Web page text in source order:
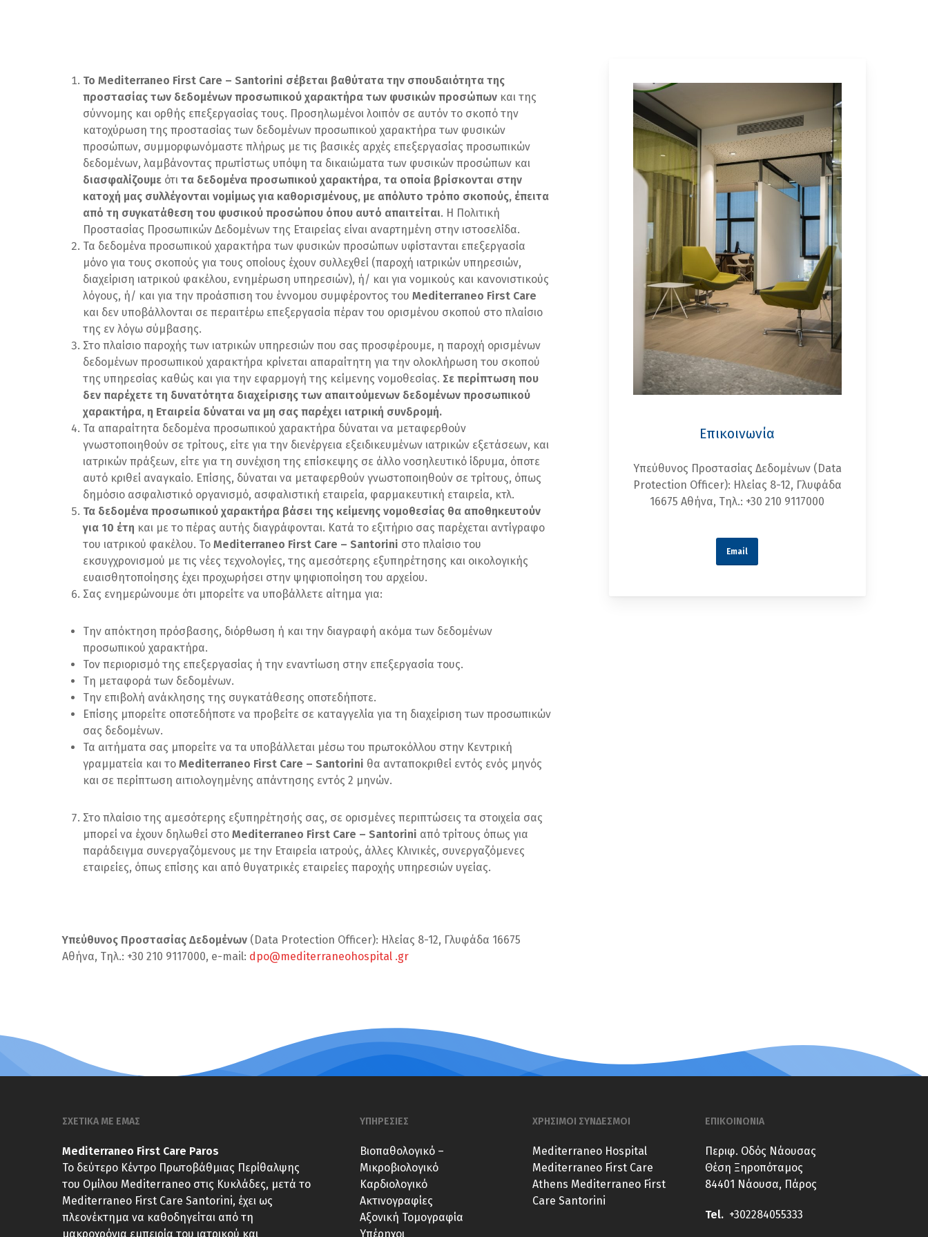
Το Mediterraneo First Care – Santorini σέβεται βαθύτατα την σπουδαιότητα της
προστασίας των δεδομένων προσωπικού χαρακτήρα των φυσικών προσώπων και της
σύννομης και ορθής επεξεργασίας τους. Προσηλωμένοι λοιπόν σε αυτόν το σκοπό την
κατοχύρωση της προστασίας των δεδομένων προσωπικού χαρακτήρα των φυσικών
προσώπων, συμμορφωνόμαστε πλήρως με τις βασικές αρχές επεξεργασίας προσωπικών
δεδομένων, λαμβάνοντας πρωτίστως υπόψη τα δικαιώματα των φυσικών προσώπων και
διασφαλίζουμε ότιτα δεδομένα προσωπικού χαρακτήρα,τα οποία βρίσκονται στην
κατοχή μας συλλέγονται νομίμως για καθορισμένους, με απόλυτο τρόπο σκοπούς, έπειτα
από τη συγκατάθεση του φυσικού προσώπου όπου αυτό απαιτείται. Η Πολιτική
Προστασίας Προσωπικών Δεδομένων της Εταιρείας είναι αναρτημένη στην ιστοσελίδα.
Τα δεδομένα προσωπικού χαρακτήρα των φυσικών προσώπων υφίστανται επεξεργασία
μόνο για τους σκοπούς για τους οποίους έχουν συλλεχθεί (παροχή ιατρικών υπηρεσιών,
διαχείριση ιατρικού φακέλου, ενημέρωση υπηρεσιών), ή/ και για νομικούς και κανονιστικούς
λόγους, ή/ και για την προάσπιση του έννομου συμφέροντος τουMediterraneo First Care
και δεν υποβάλλονται σε περαιτέρω επεξεργασία πέραν του ορισμένου σκοπού στο πλαίσιο
της εν λόγω σύμβασης.
Στο πλαίσιο παροχής των ιατρικών υπηρεσιών που σας προσφέρουμε, η παροχή ορισμένων
δεδομένων προσωπικού χαρακτήρα κρίνεται απαραίτητη για την ολοκλήρωση του σκοπού
της υπηρεσίας καθώς και για την εφαρμογή της κείμενης νομοθεσίας. Σε περίπτωση που
δεν παρέχετε τη δυνατότητα διαχείρισης των απαιτούμενων δεδομένων προσωπικού
χαρακτήρα, η Εταιρεία δύναται να μη σας παρέχει ιατρική συνδρομή.
Τα απαραίτητα δεδομένα προσωπικού χαρακτήρα δύναται να μεταφερθούν
γνωστοποιηθούν σε τρίτους, είτε για την διενέργεια εξειδικευμένων ιατρικών εξετάσεων, και
ιατρικών πράξεων, είτε για τη συνέχιση της επίσκεψης σε άλλο νοσηλευτικό ίδρυμα, όποτε
αυτό κριθεί αναγκαίο. Επίσης, δύναται να μεταφερθούν γνωστοποιηθούν σε τρίτους, όπως
δημόσιο ασφαλιστικό οργανισμό, ασφαλιστική εταιρεία, φαρμακευτική εταιρεία, κτλ.
Τα δεδομένα προσωπικού χαρακτήρα βάσει της κείμενης νομοθεσίας θα αποθηκευτούν
για 10 έτη και με το πέρας αυτής διαγράφονται. Κατά το εξιτήριο σας παρέχεται αντίγραφο
του ιατρικού φακέλου. ΤοMediterraneo First Care – Santorini στο πλαίσιο του
εκσυγχρονισμού με τις νέες τεχνολογίες, της αμεσότερης εξυπηρέτησης και οικολογικής
ευαισθητοποίησης έχει προχωρήσει στην ψηφιοποίηση του αρχείου.
Σας ενημερώνουμε ότι μπορείτε να υποβάλλετε αίτημα για:
Την απόκτηση πρόσβασης, διόρθωση ή και την διαγραφή ακόμα των δεδομένων
προσωπικού χαρακτήρα.
Τον περιορισμό της επεξεργασίας ή την εναντίωση στην επεξεργασία τους.
Τη μεταφορά των δεδομένων.
Την επιβολή ανάκλησης της συγκατάθεσης οποτεδήποτε.
Επίσης μπορείτε οποτεδήποτε να προβείτε σε καταγγελία για τη διαχείριση των προσωπικών
σας δεδομένων.
Τα αιτήματα σας μπορείτε να τα υποβάλλεται μέσω του πρωτοκόλλου στην Κεντρική
γραμματεία και τοMediterraneo First Care – Santorini θα ανταποκριθεί εντός ενός μηνός
και σε περίπτωση αιτιολογημένης απάντησης εντός 2 μηνών.
Στο πλαίσιο της αμεσότερης εξυπηρέτησής σας, σε ορισμένες περιπτώσεις τα στοιχεία σας
μπορεί να έχουν δηλωθεί στοMediterraneo First Care – Santorini από τρίτους όπως για
παράδειγμα συνεργαζόμενους με την Εταιρεία ιατρούς, άλλες Κλινικές, συνεργαζόμενες
εταιρείες, όπως επίσης και από θυγατρικές εταιρείες παροχής υπηρεσιών υγείας.
Υπεύθυνος Προστασίας Δεδομένων (Data Protection Officer): Ηλείας 8-12, Γλυφάδα 16675
Αθήνα, Τηλ.: +30 210 9117000, e-mail: dpo@mediterraneohospital .gr
Επικοινωνία
Υπεύθυνος Προστασίας Δεδομένων (Data
Protection Officer): Ηλείας 8-12, Γλυφάδα
16675 Αθήνα, Τηλ.: +30 210 9117000
Email
ΣΧΕΤΙΚΑ ΜΕ ΕΜΑΣ
Mediterraneo First Care Paros
Το δεύτερο Κέντρο Πρωτοβάθμιας Περίθαλψης
του Ομίλου Mediterraneo στις Κυκλάδες, μετά το
Mediterraneo First Care Santorini, έχει ως
πλεονέκτημα να καθοδηγείται από τη
μακροχρόνια εμπειρία του ιατρικού και
ΥΠΗΡΕΣΙΕΣ
Βιοπαθολογικό –
Μικροβιολογικό
Καρδιολογικό
Ακτινογραφίες
Αξονική Τομογραφία
Υπέρηχοι
ΧΡΗΣΙΜΟΙ ΣΥΝΔΕΣΜΟΙ
Mediterraneo Hospital
Mediterraneo First Care
Athens Mediterraneo First
Care Santorini
ΕΠΙΚΟΙΝΩΝΙΑ
Περιφ. Οδός Νάουσας
Θέση Ξηροπόταμος
84401 Νάουσα, Πάρος
Tel. +302284055333